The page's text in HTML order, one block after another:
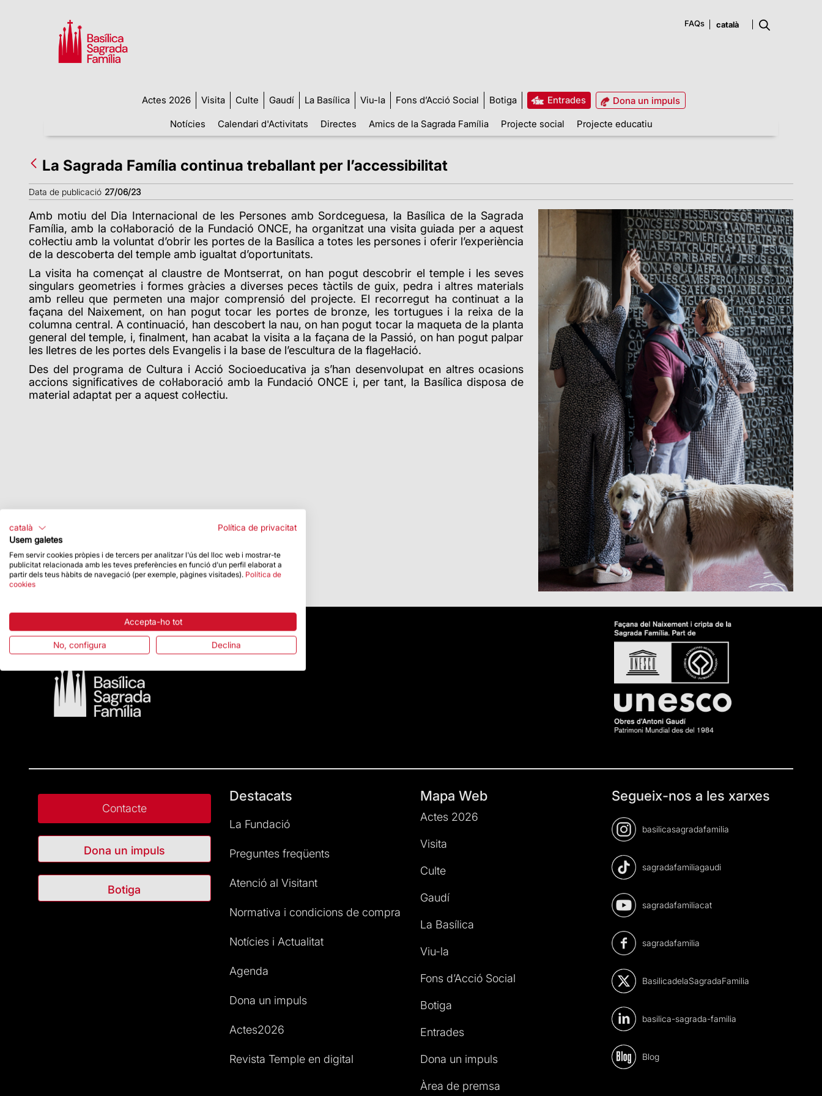
FAQs
Actes 2026 Visita Culte Gaudí La Basílica Viu-la Fons d’Acció Social Botiga Entrades
Dona un impuls
Notícies
Calendari d'Activitats Directes Amics de la Sagrada Família Projecte social Projecte educatiu
La Sagrada Família continua treballant per l’accessibilitat
Data de publicació 27/06/23
Amb motiu del Dia Internacional de les Persones amb Sordceguesa, la Basílica de la Sagrada
Família, amb la col·laboració de la Fundació ONCE, ha organitzat una visita guiada per a aquest
col·lectiu amb la voluntat d’obrir les portes de la Basílica a totes les persones i oferir l’experiència
de la descoberta del temple amb igualtat d’oportunitats.
La visita ha començat al claustre de Montserrat, on han pogut descobrir el temple i les seves
singulars geometries i formes gràcies a diverses peces tàctils de guix, pedra i altres materials
amb relleu que permeten una major comprensió del projecte. El recorregut ha continuat a la
façana del Naixement, on han pogut tocar les portes de bronze, les tortugues i la reixa de la
columna central. A continuació, han descobert la nau, on han pogut tocar la maqueta de la planta
general del temple, i, finalment, han acabat la visita a la façana de la Passió, on han pogut palpar
les lletres de les portes dels Evangelis i la base de l’escultura de la flagel·lació.
Des del programa de Cultura i Acció Socioeducativa ja s’han desenvolupat en altres ocasions
accions significatives de col·laboració amb la Fundació ONCE i, per tant, la Basílica disposa de
material adaptat per a aquest col·lectiu.
Contacte
Dona un impuls
Botiga
Destacats
La Fundació
Preguntes freqüents
Atenció al Visitant
Normativa i condicions de compra
Notícies i Actualitat
Agenda
Dona un impuls
Actes2026
Revista Temple en digital
Mapa Web
Actes 2026
Visita
Culte
Gaudí
La Basílica
Viu-la
Fons d’Acció Social
Botiga
Entrades
Dona un impuls
Àrea de premsa
Segueix-nos a les xarxes
basilicasagradafamilia
sagradafamiliagaudi
sagradafamiliacat
sagradafamilia
BasilicadelaSagradaFamilia
basilica-sagrada-familia
Blog
català
Política de privacitat
Usem galetes
Fem servir cookies pròpies i de tercers per analitzar l'ús del lloc web i mostrar-te
publicitat relacionada amb les teves preferències en funció d'un perfil elaborat a
partir dels teus hàbits de navegació (per exemple, pàgines visitades). Política de
cookies
Accepta-ho tot
No, configura Declina